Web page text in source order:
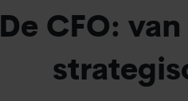
De CFO: